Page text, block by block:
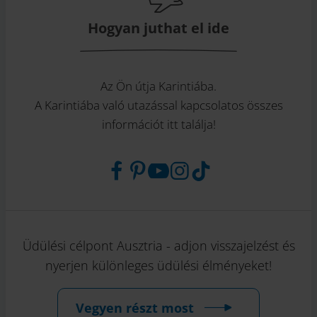
Hogyan juthat el ide
Az Ön útja Karintiába.
A Karintiába való utazással kapcsolatos összes
információt itt találja!
Üdülési célpont Ausztria - adjon visszajelzést és
nyerjen különleges üdülési élményeket!
Vegyen részt most